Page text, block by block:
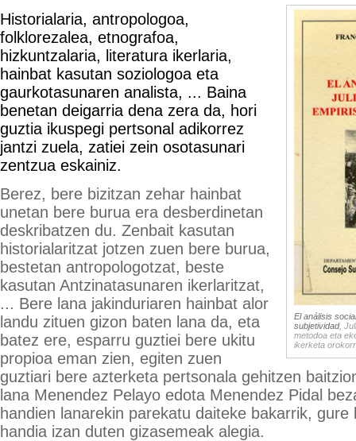
El análisis
subjetividad,
metodoa eta
ikerketa
Historialaria, antropologoa,
folklorezalea, etnografoa,
hizkuntzalaria, literatura ikerlaria,
hainbat kasutan soziologoa eta
gaurkotasunaren analista, ... Baina
benetan deigarria dena zera da, hori
guztia ikuspegi pertsonal adikorrez
jantzi zuela, zatiei zein osotasunari
zentzua eskainiz.
Berez, bere bizitzan zehar hainbat
unetan bere burua era desberdinetan
deskribatzen du. Zenbait kasutan
historialaritzat jotzen zuen bere burua,
bestetan antropologotzat, beste
kasutan Antzinatasunaren ikerlaritzat,
... Bere lana jakinduriaren hainbat alor
landu zituen gizon baten lana da, eta
batez ere, esparru guztiei bere ukitu
propioa eman zien, egiten zuen
guztiari bere azterketa pertsonala gehitzen
lana Menendez Pelayo edota Menendez Pidal
handien lanarekin parekatu daiteke bakarrik, gure
handia izan duten gizasemeak alegia.